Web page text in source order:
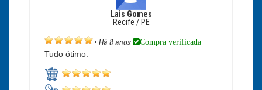
Lais Gomes
Recife / PE
• Há 8 anos Compra verificada
Tudo ótimo.